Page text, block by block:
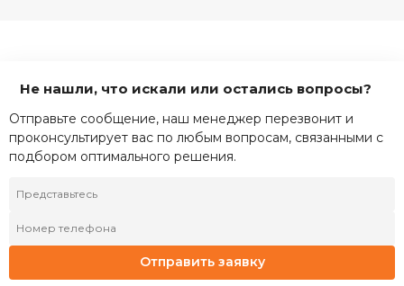
Не нашли, что искали или остались вопросы?
Отправьте сообщение, наш менеджер перезвонит и
проконсультирует вас по любым вопросам, связанными с
подбором оптимального решения.
Отправить заявку